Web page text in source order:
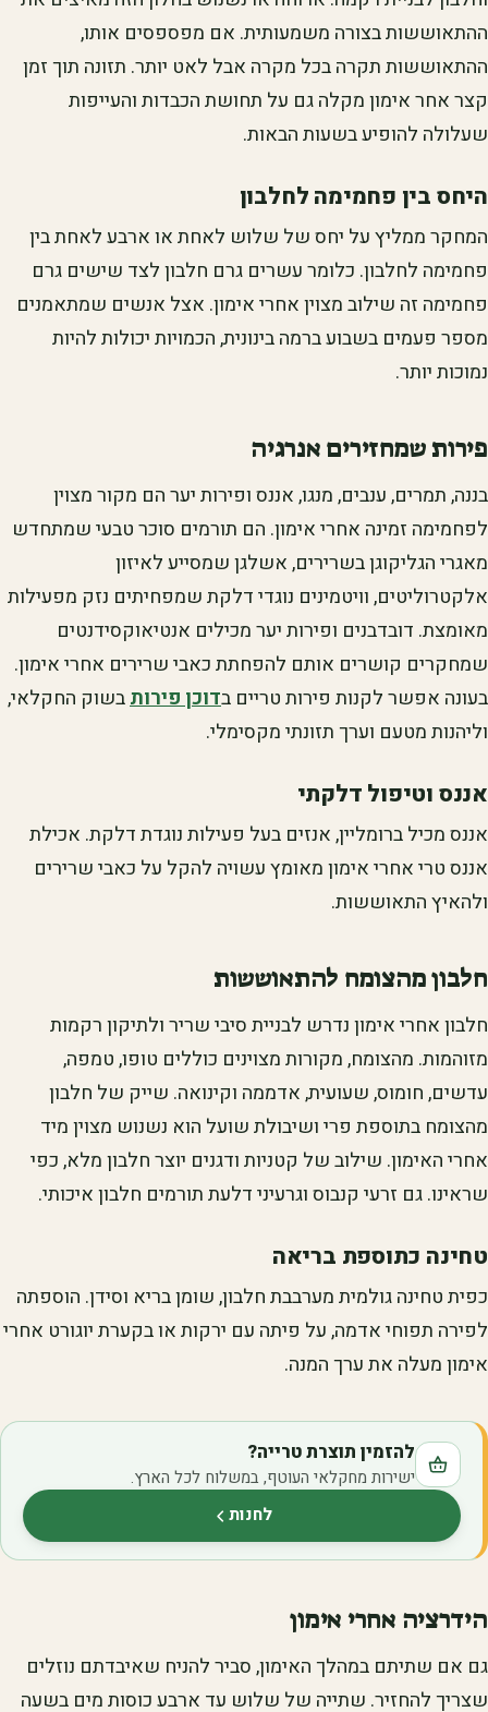
ההתאוששות בצורה משמעותית. אם מפספסים אותו,
ההתאוששות תקרה בכל מקרה אבל לאט יותר. תזונה תוך זמן
קצר אחר אימון מקלה גם על תחושת הכבדות והעייפות
שעלולה להופיע בשעות הבאות.
היחס בין פחמימה לחלבון
המחקר ממליץ על יחס של שלוש לאחת או ארבע לאחת בין
פחמימה לחלבון. כלומר עשרים גרם חלבון לצד שישים גרם
פחמימה זה שילוב מצוין אחרי אימון. אצל אנשים שמתאמנים
מספר פעמים בשבוע ברמה בינונית, הכמויות יכולות להיות
נמוכות יותר.
פירות שמחזירים אנרגיה
בננה, תמרים, ענבים, מנגו, אננס ופירות יער הם מקור מצוין
לפחמימה זמינה אחרי אימון. הם תורמים סוכר טבעי שמתחדש
מאגרי הגליקוגן בשרירים, אשלגן שמסייע לאיזון
אלקטרוליטים, וויטמינים נוגדי דלקת שמפחיתים נזק מפעילות
מאומצת. דובדבנים ופירות יער מכילים אנטיאוקסידנטים
שמחקרים קושרים אותם להפחתת כאבי שרירים אחרי אימון.
בעונה אפשר לקנות פירות טריים בדוכן פירותבשוק החקלאי,
וליהנות מטעם וערך תזונתי מקסימלי.
אננס וטיפול דלקתי
אננס מכיל ברומליין, אנזים בעל פעילות נוגדת דלקת. אכילת
אננס טרי אחרי אימון מאומץ עשויה להקל על כאבי שרירים
ולהאיץ התאוששות.
חלבון מהצומח להתאוששות
חלבון אחרי אימון נדרש לבניית סיבי שריר ולתיקון רקמות
מזוהמות. מהצומח, מקורות מצוינים כוללים טופו, טמפה,
עדשים, חומוס, שעועית, אדממה וקינואה. שייק של חלבון
מהצומח בתוספת פרי ושיבולת שועל הוא נשנוש מצוין מיד
אחרי האימון. שילוב של קטניות ודגנים יוצר חלבון מלא, כפי
שראינו. גם זרעי קנבוס וגרעיני דלעת תורמים חלבון איכותי.
טחינה כתוספת בריאה
כפית טחינה גולמית מערבבת חלבון, שומן בריא וסידן. הוספתה
לפירה תפוחי אדמה, על פיתה עם ירקות או בקערת יוגורט אחרי
אימון מעלה את ערך המנה.
להזמין תוצרת טרייה?
ישירות מחקלאי העוטף, במשלוח לכל הארץ.
לחנות(נפתח בלשונית חדשה)
הידרציה אחרי אימון
גם אם שתיתם במהלך האימון, סביר להניח שאיבדתם נוזלים
שצריך להחזיר. שתייה של שלוש עד ארבע כוסות מים בשעה